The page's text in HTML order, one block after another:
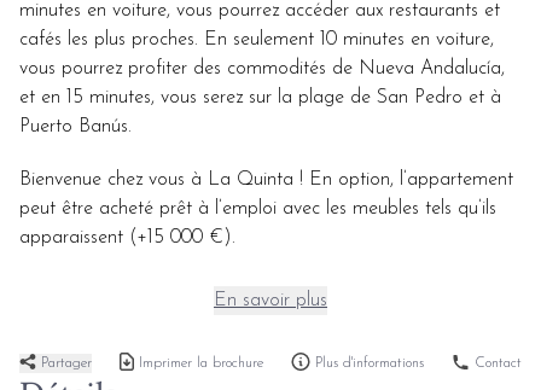
minutes en voiture, vous pourrez accéder aux restaurants et
cafés les plus proches. En seulement 10 minutes en voiture,
vous pourrez profiter des commodités de Nueva Andalucía,
et en 15 minutes, vous serez sur la plage de San Pedro et à
Puerto Banús.
Bienvenue chez vous à La Quinta ! En option, l’appartement
peut être acheté prêt à l’emploi avec les meubles tels qu’ils
apparaissent (+15 000 €).
En savoir plus
Partager Imprimer la brochure Plus d'informations Contact